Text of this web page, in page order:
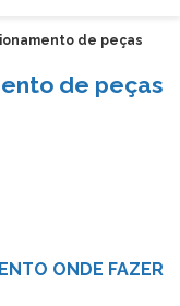
de peças
de peças
ONDE FAZER